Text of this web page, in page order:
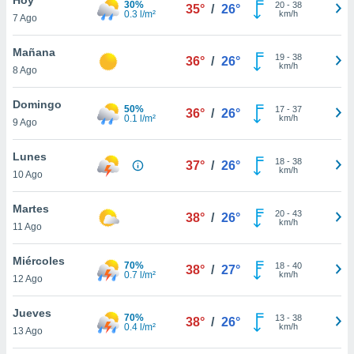
en
más
nuestra
de
cookies
aceptar
7 Ago
30%
0.3 l/m²
35° / 26° 20- 38
km/h
Mañana
8 Ago
36° / 26° 19- 38
km/h
Domingo
9 Ago
50%
0.1 l/m²
36° / 26° 17- 37
km/h
Lunes
10 Ago
37° / 26° 18- 38
km/h
Martes
11 Ago
38° / 26° 20- 43
km/h
Miércoles
12 Ago
70%
0.7 l/m²
38° / 27° 18- 40
km/h
Jueves
13 Ago
70%
0.4 l/m²
38° / 26° 13- 38
km/h